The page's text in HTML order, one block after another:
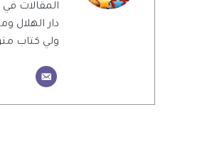
المقالات
دار الهلال
ولي كتاب